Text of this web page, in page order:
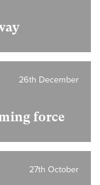
force
26th December
27th October